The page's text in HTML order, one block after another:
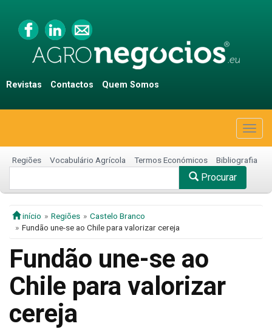
Revistas Contactos Quem Somos
Regiões Vocabulário Agrícola Termos Económicos Bibliografia
Procurar
início Regiões
Castelo Branco
Fundão une-se ao Chile para valorizar cereja
Fundão une-se ao
Chile para valorizar
cereja